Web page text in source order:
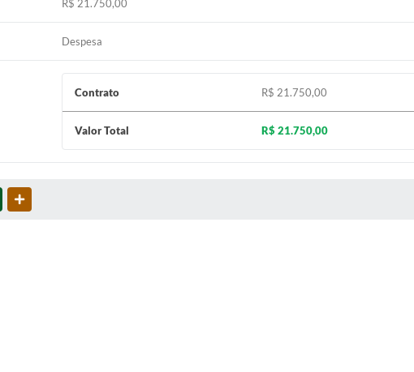
R$ 21.750,00
Despesa
Contrato
R$ 21.750,00
Valor Total R$ 21.750,00
WHATSAPP